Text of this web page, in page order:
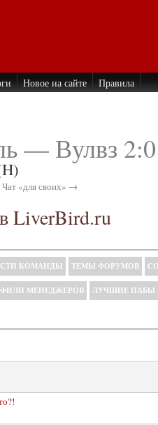
Новое на сайте Правила
— Вулвз 2:0
Чат «для своих» →
LiverBird.ru
КОМАНДЫ ТЕМЫ ФОРУМОВ
МЕНЕДЖЕРОВ ЛУЧШИЕ ПАБЫ